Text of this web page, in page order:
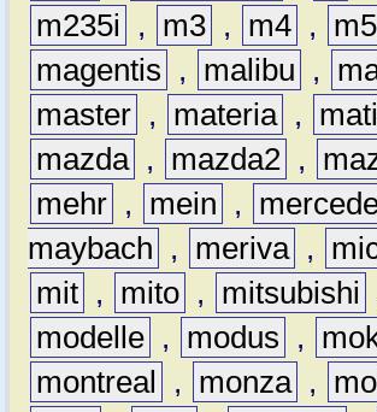
m235i
, m3 , m4 , m5
magentis
, malibu ,
master , materia ,
mazda , mazda2 ,
mehr , mein ,
maybach
, meriva ,
mit , mito , mitsubishi
modelle , modus ,
montreal
, monza ,